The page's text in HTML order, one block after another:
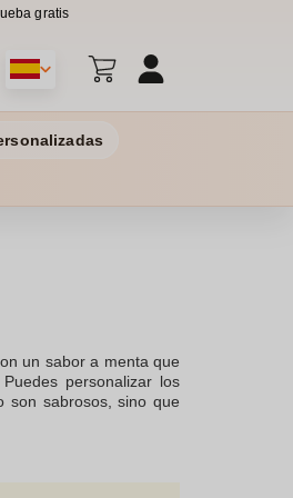
gratis
un sabor a menta que
personalizar los
son sabrosos, sino que
un aire fresco en cada
causarán una buena